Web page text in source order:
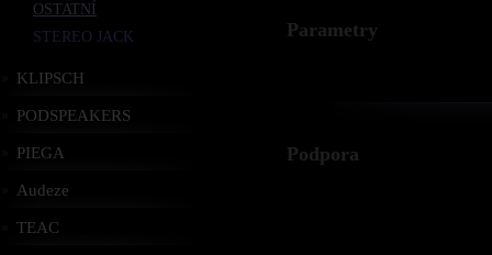
OSTATNÍ
STEREO JACK
KLIPSCH
PODSPEAKERS
PIEGA
Audeze
TEAC
Parametry
Podpora